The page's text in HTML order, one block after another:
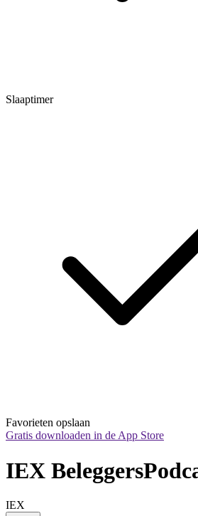
Slaaptimer
Favorieten opslaan
Gratis downloaden in de App Store
IEX
IEX